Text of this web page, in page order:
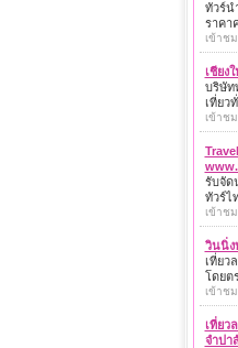
ทัวร์น
ราคา
เข้าช
เชียง
บริษัท
เที่ยว
เข้าช
รับจัด
ทัวร์ไ
เข้าช
วินนิ่ง
เที่ยว
โดยต
เข้าช
เที่ยว
จำปา